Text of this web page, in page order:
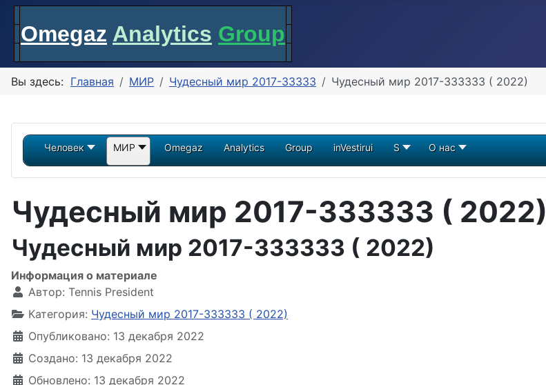
Omegaz Analytics Group
Вы здесь: Главная МИР Чудесный мир 2017-33333 Чудесный мир 2017-333333 ( 2022)
Человек МИР Omegaz Analytics Group inVestirui S О нас
Чудесный мир 2017-333333 ( 2022)
Чудесный мир 2017-333333 ( 2022)
Информация о материале
Автор: Tennis President
Категория: Чудесный мир 2017-333333 ( 2022)
Опубликовано: 13 декабря 2022
Создано: 13 декабря 2022
Обновлено: 13 декабря 2022